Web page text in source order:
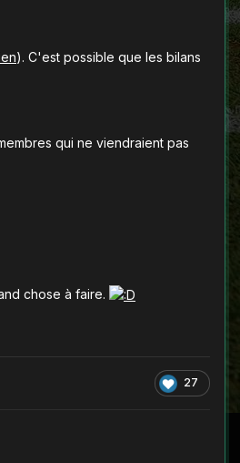
). C'est possible que les bilans
qui ne viendraient pas
chose à faire.
27